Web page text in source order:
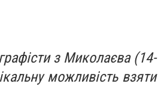
з Миколаєва (14-
можливість взяти